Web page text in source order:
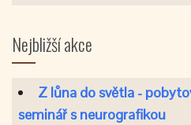
Nejbližší akce
Z lůna do světla -
seminář s neurografikou